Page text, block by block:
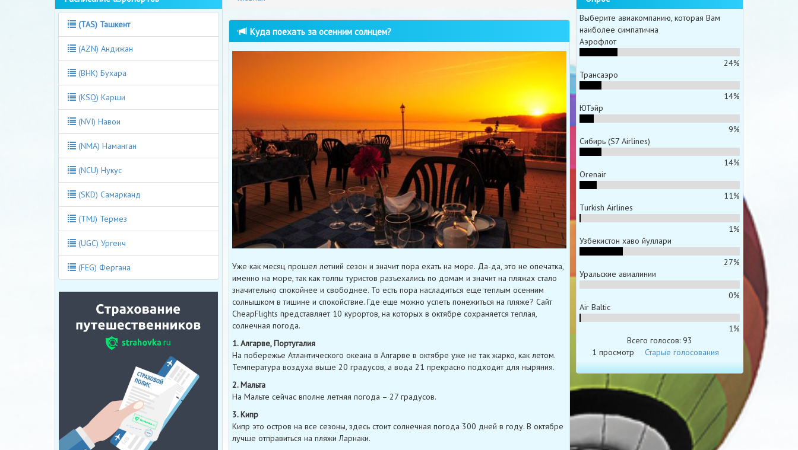
Куда поехать за осенним солнцем?
Уже как месяц прошел летний сезон и значит пора ехать на море. Да-да, это не опечатка,
именно на море, так как толпы туристов разъехались по домам и значит на пляжах стало
значительно спокойнее и свободнее. То есть пора насладиться еще теплым осенним
солнышком в тишине и спокойствие. Где еще можно успеть понежиться на пляже? Сайт
CheapFlights представляет 10 курортов, на которых в октябре сохраняется теплая,
солнечная погода.
1. Алгарве, Португалия
На побережье Атлантического океана в Алгарве в октябре уже не так жарко, как летом.
Температура воздуха выше 20 градусов, а вода 21 прекрасно подходит для ныряния.
2. Мальта
На Мальте сейчас вполне летняя погода – 27 градусов.
3. Кипр
Кипр это остров на все сезоны, здесь стоит солнечная погода 300 дней в году. В октябре
лучше отправиться на пляжи Ларнаки.
(TAS) Ташкент
(AZN) Андижан
(BHK) Бухара
(KSQ) Карши
(NVI) Навои
(NMA) Наманган
(NCU) Нукус
(SKD) Самарканд
(TMJ) Термез
(UGC) Ургенч
(FEG) Фергана
Выберите авиакомпанию, которая Вам
наиболее симпатична
Аэрофлот
24%
Трансаэро
14%
ЮТэйр
9%
Сибирь (S7 Airlines)
14%
Orenair
11%
Turkish Airlines
1%
Узбекистон хаво йуллари
27%
Уральские авиалинии
0%
Air Baltic
1%
Всего голосов: 93
1 просмотр
Старые голосования